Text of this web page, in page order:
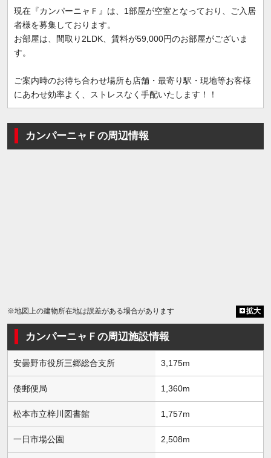
現在『カンパーニャＦ』は、1部屋が空室となっており、ご入居
者様を募集しております。
お部屋は、間取り2LDK、賃料が59,000円のお部屋がございま
す。
ご案内時のお待ち合わせ場所も店舗・最寄り駅・現地等お客様
にあわせ効率よく、ストレスなく手配いたします！！
カンパーニャＦの周辺情報
※地図上の建物所在地は誤差がある場合があります 拡大
カンパーニャＦの周辺施設情報
安曇野市役所三郷総合支所 3,175m
倭郵便局 1,360m
松本市立梓川図書館 1,757m
一日市場公園 2,508m